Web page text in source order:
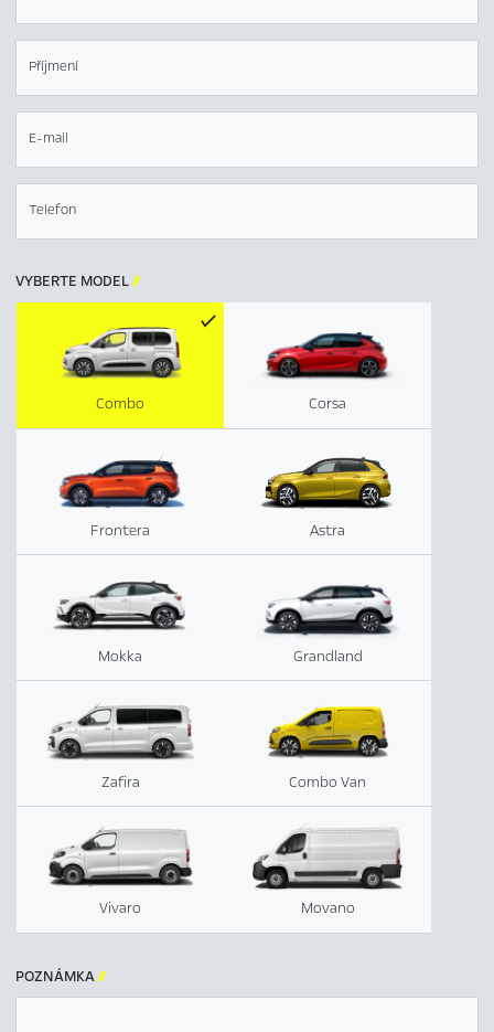
Příjmení
E-mail
Telefon
VYBERTE MODEL
Corsa
Combo
Frontera Astra
Mokka Grandland
Zafira Combo Van
Vivaro Movano
POZNÁMKA